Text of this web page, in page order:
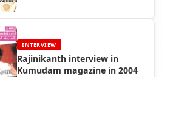
INTERVIEW
Rajinikanth interview in
Kumudam magazine in 2004